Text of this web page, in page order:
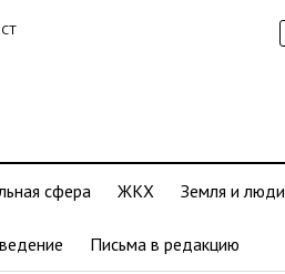
сфера ЖКХ Земля и люди
Письма в редакцию